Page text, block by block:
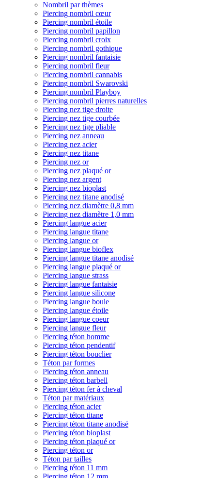
Nombril par thèmes
Piercing nombril cœur
Piercing nombril étoile
Piercing nombril papillon
Piercing nombril croix
Piercing nombril gothique
Piercing nombril fantaisie
Piercing nombril fleur
Piercing nombril cannabis
Piercing nombril Swarovski
Piercing nombril Playboy
Piercing nombril pierres naturelles
Piercing nez tige droite
Piercing nez tige courbée
Piercing nez tige pliable
Piercing nez anneau
Piercing nez acier
Piercing nez titane
Piercing nez or
Piercing nez plaqué or
Piercing nez argent
Piercing nez bioplast
Piercing nez titane anodisé
Piercing nez diamètre 0,8 mm
Piercing nez diamètre 1,0 mm
Piercing langue acier
Piercing langue titane
Piercing langue or
Piercing langue bioflex
Piercing langue titane anodisé
Piercing langue plaqué or
Piercing langue strass
Piercing langue fantaisie
Piercing langue silicone
Piercing langue boule
Piercing langue étoile
Piercing langue coeur
Piercing langue fleur
Piercing téton homme
Piercing téton pendentif
Piercing téton bouclier
Téton par formes
Piercing téton anneau
Piercing téton barbell
Piercing téton fer à cheval
Téton par matériaux
Piercing téton acier
Piercing téton titane
Piercing téton titane anodisé
Piercing téton bioplast
Piercing téton plaqué or
Piercing téton or
Téton par tailles
Piercing téton 11 mm
Piercing téton 12 mm